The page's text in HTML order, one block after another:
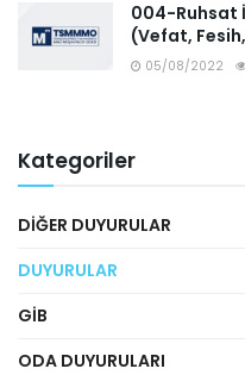
004-Ruhsat
(Vefat,
05/08/2022
Kategoriler
DIĞER DUYURULAR
DUYURULAR
GİB
ODA DUYURULARI